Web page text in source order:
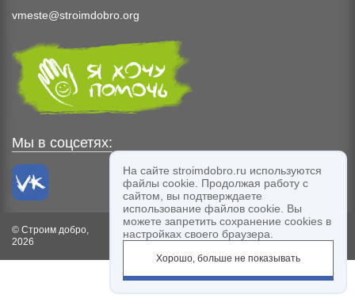
vmeste@stroimdobro.org
Мы в соцсетях:
© Строим добро,
2026
Благодарим компаниюLabelmen
сайта
На сайте stroimdobro.ru используются
файлы cookie. Продолжая работу с
сайтом, вы подтверждаете
использование файлов cookie. Вы
можете запретить сохранение cookies в
настройках своего браузера.
Хорошо, больше не показывать